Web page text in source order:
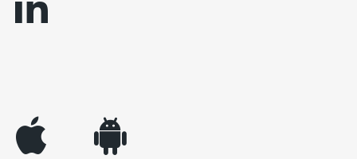
linkedin
appleinc android